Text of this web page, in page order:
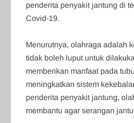
penderita penyakit jantung di
Covid-19.
Menurutnya, olahraga adalah
tidak boleh luput untuk
memberikan manfaat pada
meningkatkan sistem
penderita penyakit jantung,
membantu agar serangan